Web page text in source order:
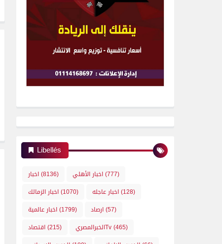
Libellés
اخبار(8136) اخبار الأهلي(777)
اخبار الزمالك(1070) اخبار عاجله(128)
اخبار عالمية(1799) ارصاد(57)
اقتصاد(215) الخبرالمصريTv(465)